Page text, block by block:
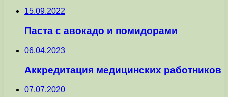
15.09.2022
Паста с авокадо и помидорами
06.04.2023
Аккредитация медицинских работников
07.07.2020